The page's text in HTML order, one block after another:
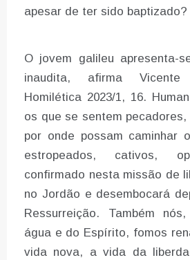
apesar de ter sido baptizado?
O jovem galileu apresenta-
inaudita, afirma
Homilética 2023/1, 16.
os que se sentem pecadores,
por onde possam caminhar
estropeados, cativos,
confirmado nesta missão de
no Jordão e desembocará
Ressurreição. Também
água e do Espírito, fomos
vida nova, a vida da